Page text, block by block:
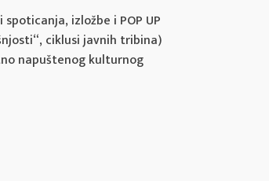
izložbe i POP UP
ciklusi javnih tribina)
napuštenog kulturnog